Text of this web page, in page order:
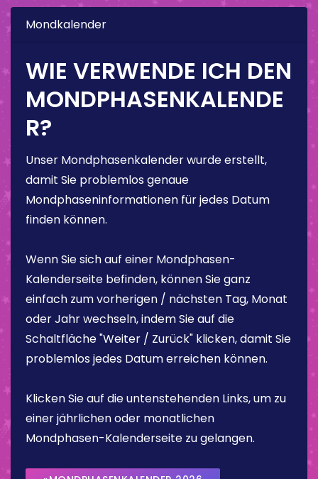
Mondkalender
WIE VERWENDE ICH DEN
MONDPHASENKALENDE
R?
Unser Mondphasenkalender wurde erstellt,
damit Sie problemlos genaue
Mondphaseninformationen für jedes Datum
finden können.
Wenn Sie sich auf einer Mondphasen-
Kalenderseite befinden, können Sie ganz
einfach zum vorherigen / nächsten Tag, Monat
oder Jahr wechseln, indem Sie auf die
Schaltfläche "Weiter / Zurück" klicken, damit Sie
problemlos jedes Datum erreichen können.
Klicken Sie auf die untenstehenden Links, um zu
einer jährlichen oder monatlichen
Mondphasen-Kalenderseite zu gelangen.